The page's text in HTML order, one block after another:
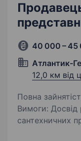
40 000 – 45
Атлантик-
12,0 км від
Повна
Вимоги: Досвід роботи в продажах
сантехничних